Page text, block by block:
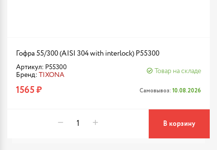
Гофра 55/300 (AISI 304 with interlock) P55300
Артикул: P55300
Бренд: TIXONA
Товар на складе
1565 ₽ Самовывоз: 10.08.2026
В корзину